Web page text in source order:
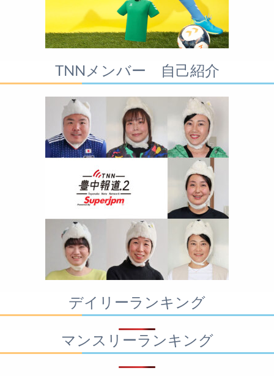
TNNメンバー 自己紹介
デイリーランキング
マンスリーランキング